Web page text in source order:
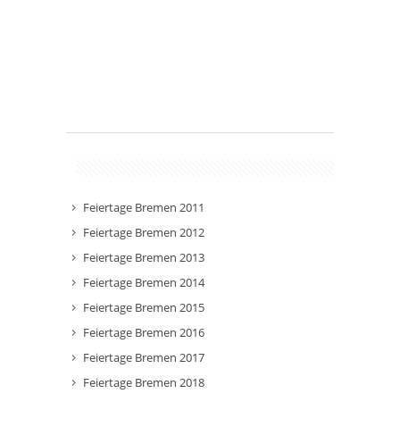
Feiertage Bremen 2011
Feiertage Bremen 2012
Feiertage Bremen 2013
Feiertage Bremen 2014
Feiertage Bremen 2015
Feiertage Bremen 2016
Feiertage Bremen 2017
Feiertage Bremen 2018